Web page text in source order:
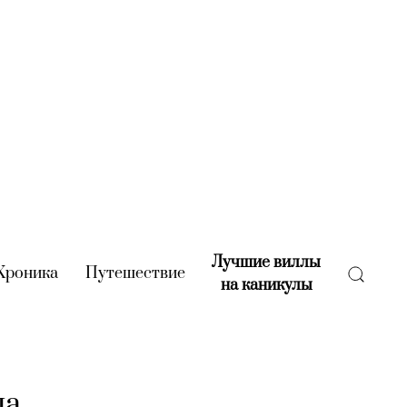
(current)
Путешествие(current)
Лучшие виллы
на каникулы(current)